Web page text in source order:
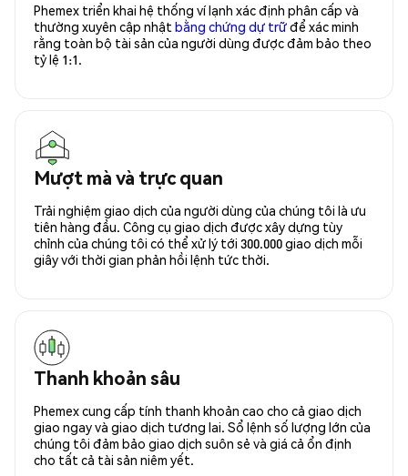
Phemex triển khai hệ thống ví lạnh xác định phân cấp và
thường xuyên cập nhật bằng chứng dự trữđể xác minh
rằng toàn bộ tài sản của người dùng được đảm bảo theo
tỷ lệ 1:1.
Mượt mà và trực quan
Trải nghiệm giao dịch của người dùng của chúng tôi là ưu
tiên hàng đầu. Công cụ giao dịch được xây dựng tùy
chỉnh của chúng tôi có thể xử lý tới 300.000 giao dịch mỗi
giây với thời gian phản hồi lệnh tức thời.
Thanh khoản sâu
Phemex cung cấp tính thanh khoản cao cho cả giao dịch
giao ngay và giao dịch tương lai. Sổ lệnh số lượng lớn của
chúng tôi đảm bảo giao dịch suôn sẻ và giá cả ổn định
cho tất cả tài sản niêm yết.